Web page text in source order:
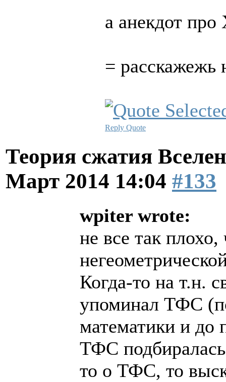
а анекдот про
= расскажежь
Reply Quote
Теория сжатия
Март 2014 14:04 #133
wpiter wrote:
не все так
Когда-то на т.н.
упоминал ТФС
математики и до
ТФС
то о ТФС, то